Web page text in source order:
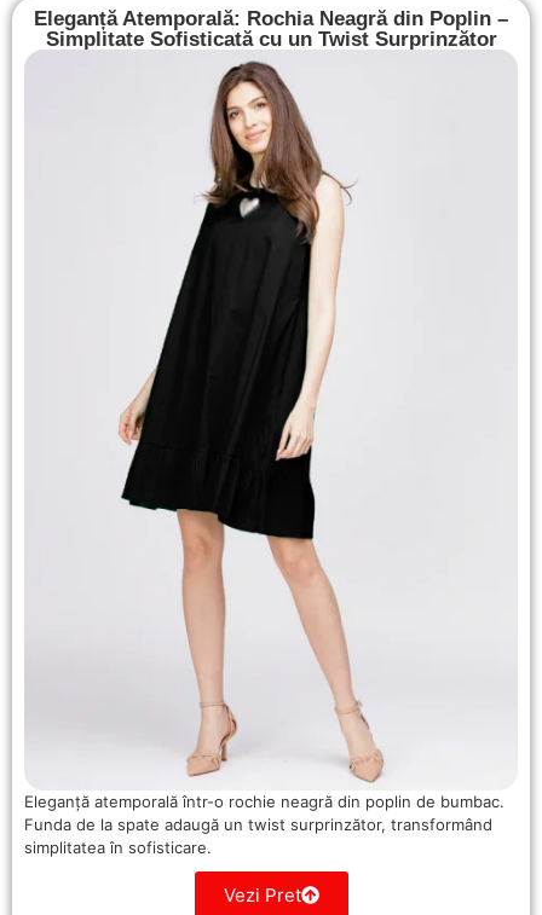
Eleganță Atemporală: Rochia Neagră din Poplin –
Simplitate Sofisticată cu un Twist Surprinzător
Eleganță atemporală într-o rochie neagră din poplin de bumbac.
Funda de la spate adaugă un twist surprinzător, transformând
simplitatea în sofisticare.
Vezi Pret